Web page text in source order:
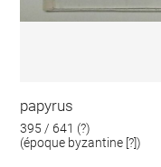
papyrus
395 / 641 (?)
(époque byzantine [?])